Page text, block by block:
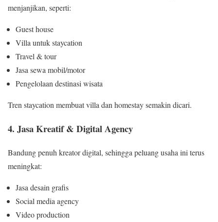
menjanjikan, seperti:
Guest house
Villa untuk staycation
Travel & tour
Jasa sewa mobil/motor
Pengelolaan destinasi wisata
Tren staycation membuat villa dan homestay semakin dicari.
4. Jasa Kreatif & Digital Agency
Bandung penuh kreator digital, sehingga peluang usaha ini terus
meningkat:
Jasa desain grafis
Social media agency
Video production